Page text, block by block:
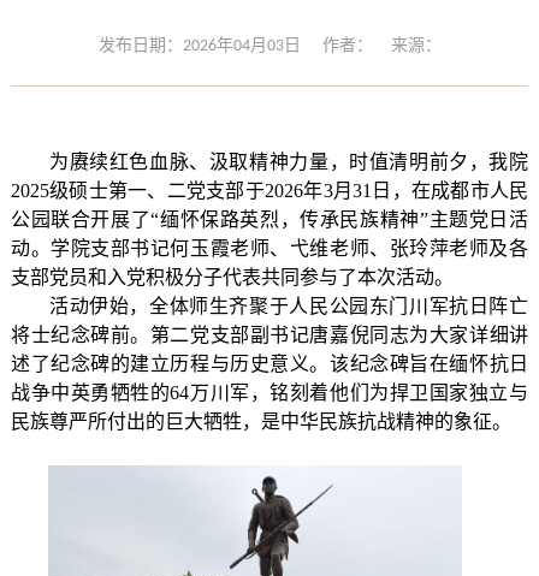
发布日期：2026年04月03日 作者： 来源：
为赓续红色血脉、 汲取精神力量，时值清明前夕，我院
2025级硕士第一、二党支部于2026年3月31日，在成都市人民
公园联合开展了“缅怀保路英烈，传承民族精神”主题党日活
动。学院支部书记何玉霞老师、弋维老师、张玲萍老师及各
支部党员和入党积极分子代表共同参与了本次活动。
活动伊始，全体师生齐聚于人民公园东门 川军抗日阵亡
将士纪念碑前。第二党支部副书记唐嘉倪同志为大家详细讲
述了纪念碑的建立历程与历史意义。该纪念碑旨在缅怀抗日
战争中英勇牺牲的64万川军，铭刻着他们为捍卫国家独立与
民族尊严所付出的巨大牺牲，是中华民族抗战精神的象征。